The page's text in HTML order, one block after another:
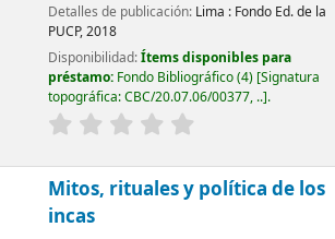
Detalles de publicación: Lima : Fondo Ed. de la
PUCP,2018
Disponibilidad:Ítems disponibles para
préstamo: Fondo Bibliográfico(4) Signatura
topográfica:CBC/20.07.06/00377, .. .
Mitos, rituales y política de los
incas